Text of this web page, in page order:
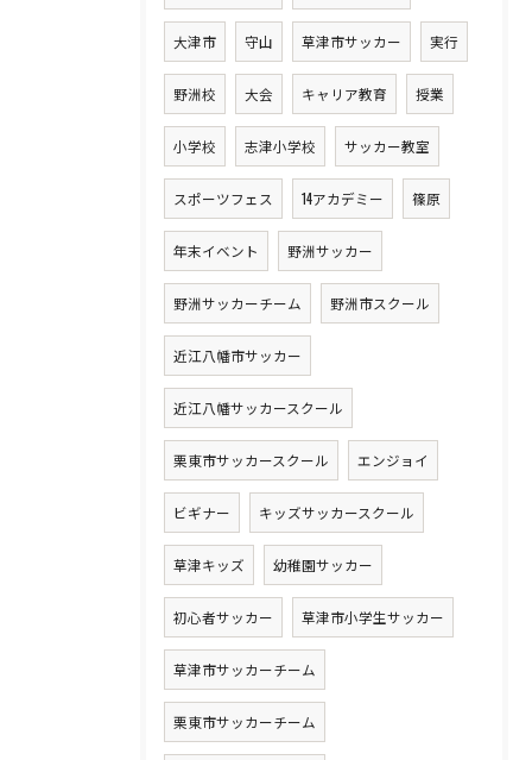
大津市 守山 草津市サッカー 実行
野洲校 大会 キャリア教育 授業
小学校 志津小学校 サッカー教室
スポーツフェス 14アカデミー 篠原
年末イベント 野洲サッカー
野洲サッカーチーム 野洲市スクール
近江八幡市サッカー
近江八幡サッカースクール
栗東市サッカースクール エンジョイ
ビギナー キッズサッカースクール
草津キッズ 幼稚園サッカー
初心者サッカー 草津市小学生サッカー
草津市サッカーチーム
栗東市サッカーチーム